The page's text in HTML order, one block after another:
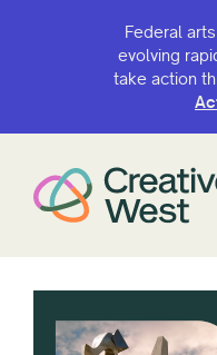
Federal
evolving
take action